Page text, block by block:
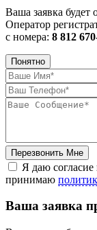
Ваша заявка будет
Оператор
с номера: 8 812
Понятно
Перезвонить Мне
Я даю
принимаю
Ваша заявка